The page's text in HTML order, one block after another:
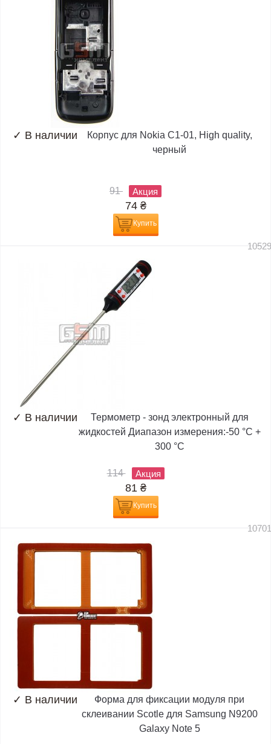
✓ В наличии
Корпус для Nokia C1-01, High quality,
черный
91 Акция
74 ₴
Купить
✓ В наличии
Термометр - зонд электронный для
жидкостей Диапазон измерения:-50 °C +
300 °C
114 Акция
81 ₴
Купить
✓ В наличии
Форма для фиксации модуля при
склеивании Scotle для Samsung N9200
Galaxy Note 5